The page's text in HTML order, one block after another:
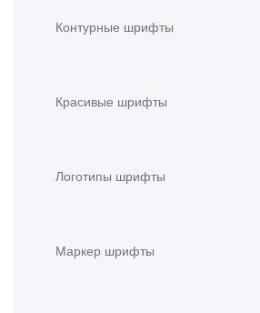
Контурные шрифты
Красивые шрифты
Логотипы шрифты
Маркер шрифты